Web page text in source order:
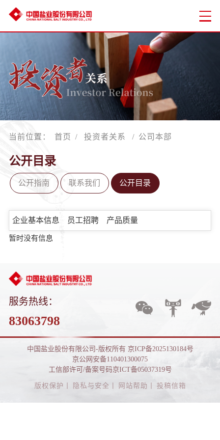
当前位置： 首页 / 投资者关系 / 公司本部
公开目录
公开指南 联系我们 公开目录
企业基本信息 员工招聘 产品质量
暂时没有信息
服务热线：
83063798
中国盐业股份有限公司-版权所有 京ICP备2025130184号
京公网安备110401300075
工信部许可/备案号码京ICT备05037319号
版权保护 隐私与安全 网站帮助 投稿信箱